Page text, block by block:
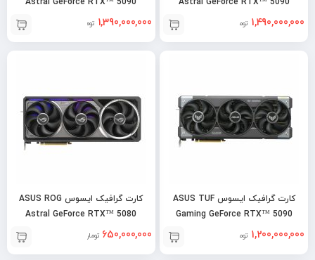
Dhahab OC1,490,000,000 تومان
32GB OC1,390,000,000 تومان
کارت گرافیک ایسوس ASUS TUF
Gaming GeForce RTX™ 5090
32GB OC1,200,000,000 تومان
کارت گرافیک ایسوس ASUS ROG
Astral GeForce RTX™ 5080
650,000,000 تومان